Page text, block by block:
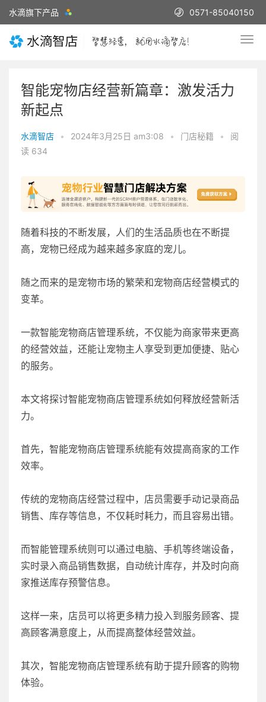
水滴旗下产品 0571-85040150
智能宠物店经营新篇章：激发活力
新起点
水滴智店 • 2024年3月25日 am3:08 • 门店秘籍 •
阅
读 634
随着科技的不断发展，人们的生活品质也在不断提
高，宠物已经成为越来越多家庭的宠儿。
随之而来的是宠物市场的繁荣和宠物商店经营模式的
变革。
一款智能宠物商店管理系统，不仅能为商家带来更高
的经营效益，还能让宠物主人享受到更加便捷、贴心
的服务。
本文将探讨智能宠物商店管理系统如何释放经营新活
力。
首先，智能宠物商店管理系统能有效提高商家的工作
效率。
传统的宠物商店经营过程中，店员需要手动记录商品
销售、库存等信息，不仅耗时耗力，而且容易出错。
而智能管理系统则可以通过电脑、手机等终端设备，
实时录入商品销售数据，自动统计库存，并及时向商
家推送库存预警信息。
这样一来，店员可以将更多精力投入到服务顾客、提
高顾客满意度上，从而提高整体经营效益。
其次，智能宠物商店管理系统有助于提升顾客的购物
体验。